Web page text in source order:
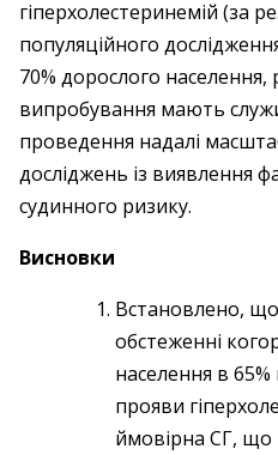
гіпер­холестеринемій (за
популяційного
70% дорослого населення,
випробування мають
проведення надалі
досліджень із виявлення
судинного ризику.
Висновки
Встановлено,
обстеженні
населення в 65%
прояви
ймовірна СГ, що